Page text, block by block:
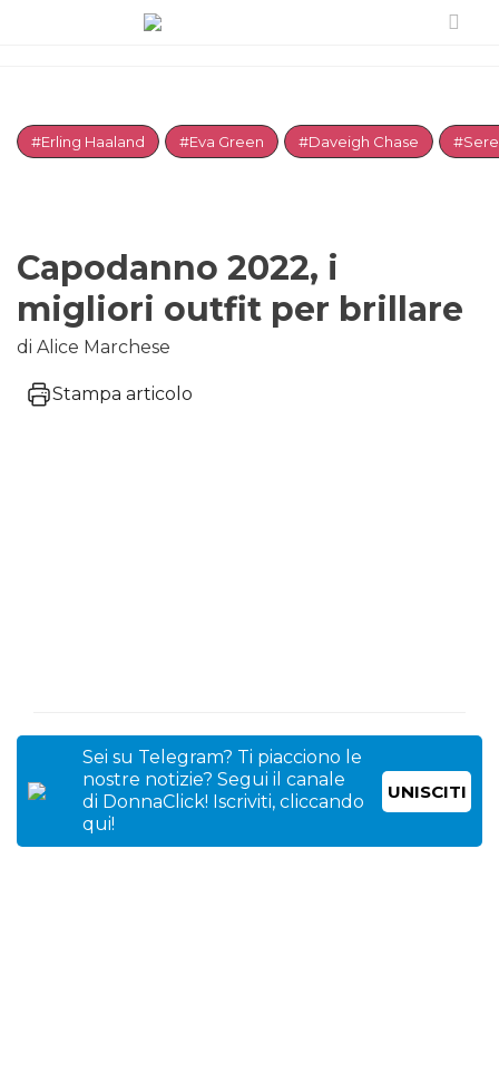
#Erling Haaland #Eva Green #Daveigh Chase
Capodanno 2022, i
migliori outfit per brillare
di Alice Marchese
Stampa articolo
Sei su Telegram? Ti piacciono le
nostre notizie? Segui il canale
di DonnaClick! Iscriviti, cliccando
qui!
UNISCITI